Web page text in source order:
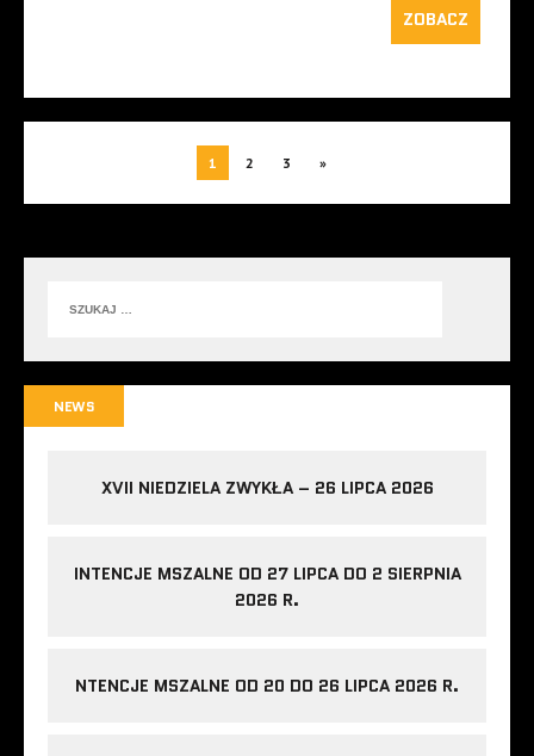
ZOBACZ
1 2 3 »
NEWS
XVII NIEDZIELA ZWYKŁA – 26 LIPCA 2026
INTENCJE MSZALNE OD 27 LIPCA DO 2 SIERPNIA
2026 R.
NTENCJE MSZALNE OD 20 DO 26 LIPCA 2026 R.